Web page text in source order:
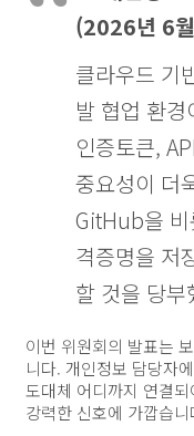
(2026년 6
클라우드 기
발 협업 환
인증토큰,
중요성이 더
GitHub을 비
격증명을 저
할 것을 당부
이번 위원회의 발표는
니다. 개인정보 담당자
도대체 어디까지 연결
강력한 신호에 가깝습니